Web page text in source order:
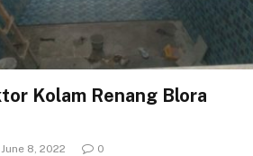
Kolam Renang Blora
June 8, 2022 0